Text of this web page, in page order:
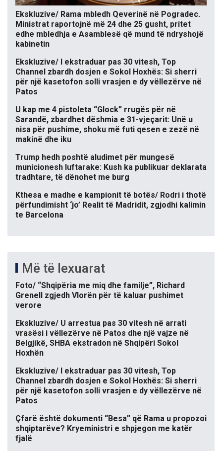
Ekskluzive/ Rama mbledh Qeverinë në Pogradec.
Ministrat raportojnë më 24 dhe 25 gusht, pritet
edhe mbledhja e Asamblesë që mund të ndryshojë
kabinetin
Ekskluzive/ I ekstraduar pas 30 vitesh, Top
Channel zbardh dosjen e Sokol Hoxhës: Si sherri
për një kasetofon solli vrasjen e dy vëllezërve në
Patos
U kap me 4 pistoleta “Glock” rrugës për në
Sarandë, zbardhet dëshmia e 31-vjeçarit: Unë u
nisa për pushime, shoku më futi qesen e zezë në
makinë dhe iku
Trump hedh poshtë aludimet për mungesë
municionesh luftarake: Kush ka publikuar deklarata
tradhtare, të dënohet me burg
Kthesa e madhe e kampionit të botës/ Rodri i thotë
përfundimisht ‘jo’ Realit të Madridit, zgjodhi kalimin
te Barcelona
Më të lexuarat
Foto/ “Shqipëria me miq dhe familje”, Richard
Grenell zgjedh Vlorën për të kaluar pushimet
verore
Ekskluzive/ U arrestua pas 30 vitesh në arrati
vrasësi i vëllezërve në Patos dhe një vajze në
Belgjikë, SHBA ekstradon në Shqipëri Sokol
Hoxhën
Ekskluzive/ I ekstraduar pas 30 vitesh, Top
Channel zbardh dosjen e Sokol Hoxhës: Si sherri
për një kasetofon solli vrasjen e dy vëllezërve në
Patos
Çfarë është dokumenti “Besa” që Rama u propozoi
shqiptarëve? Kryeministri e shpjegon me katër
fjalë